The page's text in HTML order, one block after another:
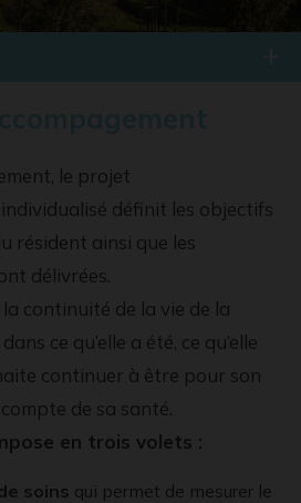
le projet
définit les objectifs
résident ainsi que les
délivrées.
la continuité de la vie de la
ce qu’elle a été, ce qu’elle
continuer à être pour son
de sa santé.
en trois volets :
soins qui permet de mesurer le